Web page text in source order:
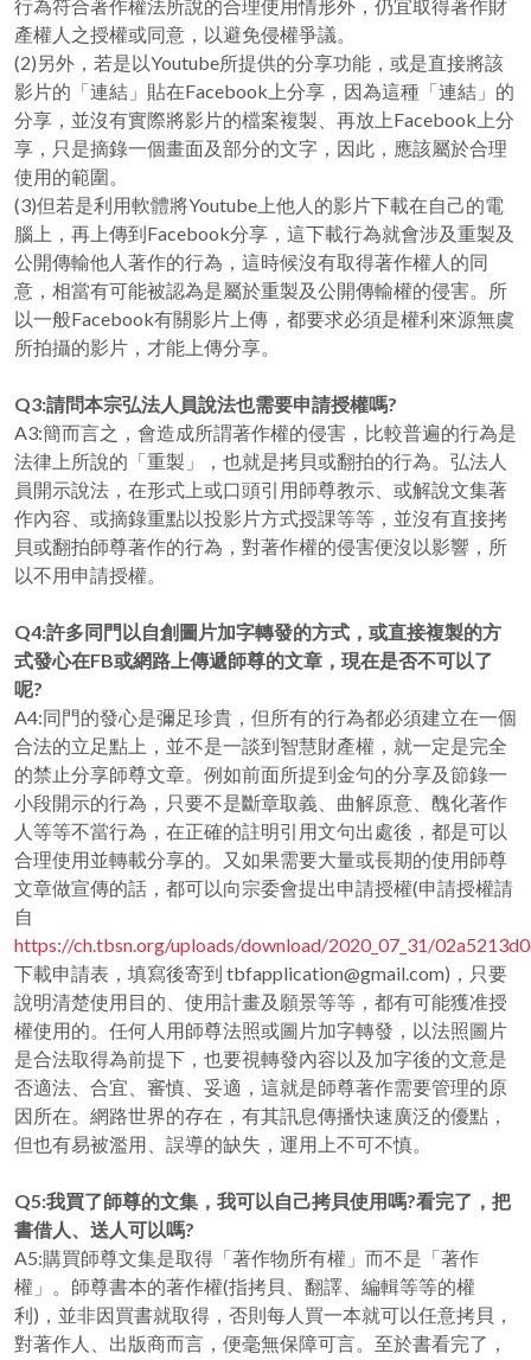
行為符合著作權法所說的合理使用情形外，仍宜取得著作財
產權人之授權或同意，以避免侵權爭議。
(2)另外，若是以Youtube所提供的分享功能，或是直接將該
影片的「連結」貼在Facebook上分享，因為這種「連結」的
分享，並沒有實際將影片的檔案複製、再放上Facebook上分
享，只是摘錄一個畫面及部分的文字，因此，應該屬於合理
使用的範圍。
(3)但若是利用軟體將Youtube上他人的影片下載在自己的電
腦上，再上傳到Facebook分享，這下載行為就會涉及重製及
公開傳輸他人著作的行為，這時候沒有取得著作權人的同
意，相當有可能被認為是屬於重製及公開傳輸權的侵害。所
以一般Facebook有關影片上傳，都要求必須是權利來源無虞
所拍攝的影片，才能上傳分享。
Q3:請問本宗弘法人員說法也需要申請授權嗎?
A3:簡而言之，會造成所謂著作權的侵害，比較普遍的行為是
法律上所說的「重製」，也就是拷貝或翻拍的行為。弘法人
員開示說法，在形式上或口頭引用師尊教示、或解說文集著
作內容、或摘錄重點以投影片方式授課等等，並沒有直接拷
貝或翻拍師尊著作的行為，對著作權的侵害便沒以影響，所
以不用申請授權。
Q4:許多同門以自創圖片加字轉發的方式，或直接複製的方
式發心在FB或網路上傳遞師尊的文章，現在是否不可以了
呢?
A4:同門的發心是彌足珍貴，但所有的行為都必須建立在一個
合法的立足點上，並不是一談到智慧財產權，就一定是完全
的禁止分享師尊文章。例如前面所提到金句的分享及節錄一
小段開示的行為，只要不是斷章取義、曲解原意、醜化著作
人等等不當行為，在正確的註明引用文句出處後，都是可以
合理使用並轉載分享的。又如果需要大量或長期的使用師尊
文章做宣傳的話，都可以向宗委會提出申請授權(申請授權請
自
https://ch.tbsn.org/uploads/download/2020_07_31/
下載申請表，填寫後寄到 tbfapplication@gmail.com)，只要
說明清楚使用目的、使用計畫及願景等等，都有可能獲准授
權使用的。任何人用師尊法照或圖片加字轉發，以法照圖片
是合法取得為前提下，也要視轉發內容以及加字後的文意是
否適法、合宜、審慎、妥適，這就是師尊著作需要管理的原
因所在。網路世界的存在，有其訊息傳播快速廣泛的優點，
但也有易被濫用、誤導的缺失，運用上不可不慎。
Q5:我買了師尊的文集，我可以自己拷貝使用嗎?看完了，把
書借人、送人可以嗎?
A5:購買師尊文集是取得「著作物所有權」而不是「著作
權」。師尊書本的著作權(指拷貝、翻譯、編輯等等的權
利)，並非因買書就取得，否則每人買一本就可以任意拷貝，
對著作人、出版商而言，便毫無保障可言。至於書看完了，